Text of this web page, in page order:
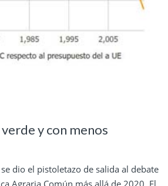
y con menos
dio el pistoletazo de salida al debate
Agraria Común más allá de 2020. El